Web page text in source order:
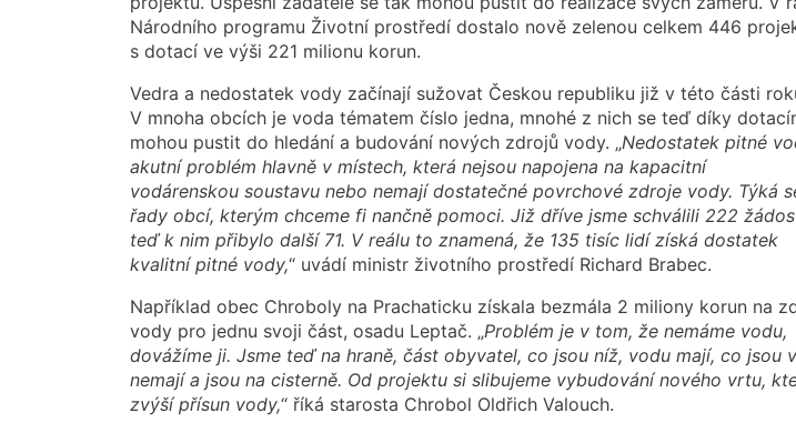
Národního programu Životní prostředí dostalo nově zelenou celkem 446
s dotací ve výši 221 milionu korun.
Vedra a nedostatek vody začínají sužovat Českou republiku již v této části
V mnoha obcích je voda tématem číslo jedna, mnohé z nich se teď díky
mohou pustit do hledání a budování nových zdrojů vody. „Nedostatek pitné
akutní problém hlavně v místech, která nejsou napojena na kapacitní
vodárenskou soustavu nebo nemají dostatečné povrchové zdroje vody. Týká
řady obcí, kterým chceme fi nančně pomoci. Již dříve jsme schválili 222
teďk nim přibylo další 71. V reálu to znamená, že 135 tisíc lidí získá dostatek
kvalitní pitné vody,“ uvádí ministr životního prostředí Richard Brabec.
Například obec Chroboly na Prachaticku získala bezmála 2 miliony korun na
vody pro jednu svoji část, osadu Leptač. „Problém je v tom, že nemáme vodu,
dovážíme ji. Jsme teďna hraně, část obyvatel, co jsou níž, vodu mají, co jsou
nemají a jsou na cisterně. Od projektu si slibujeme vybudování nového vrtu,
zvýší přísun vody,“ říká starosta Chrobol Oldřich Valouch.